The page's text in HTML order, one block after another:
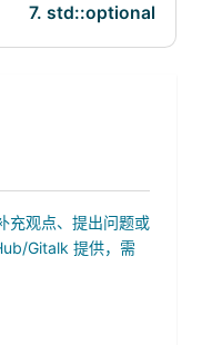
7. std::optional
充观点、提出问题或
Gitalk 提供，需